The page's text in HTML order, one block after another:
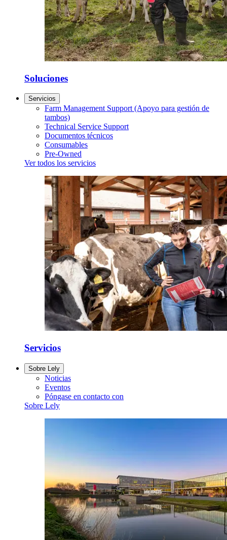
Soluciones
Servicios
Farm Management Support (Apoyo para gestión de
tambos)
Technical Service Support
Documentos técnicos
Consumables
Pre-Owned
Ver todos los servicios
Servicios
Sobre Lely
Noticias
Eventos
Póngase en contacto con
Sobre Lely